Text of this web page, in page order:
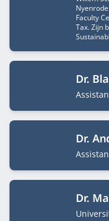
Faculty
Tax. Zijn
Dr.
Dr.
Dr.